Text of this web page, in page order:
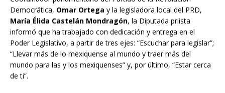
Democrática, Omar Ortega y la legisladora local del PRD,
María Élida Castelán Mondragón, la Diputada priista
informó que ha trabajado con dedicación y entrega en el
Poder Legislativo, a partir de tres ejes: “Escuchar para legislar”;
“Llevar más de lo mexiquense al mundo y traer más del
mundo para las y los mexiquenses” y, por último, “Estar cerca
de ti”.